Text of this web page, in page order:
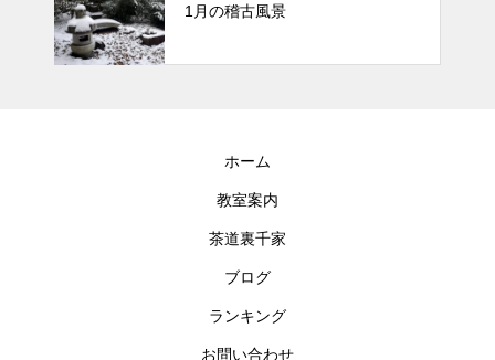
1月の稽古風景
ホーム
教室案内
茶道裏千家
ブログ
ランキング
お問い合わせ